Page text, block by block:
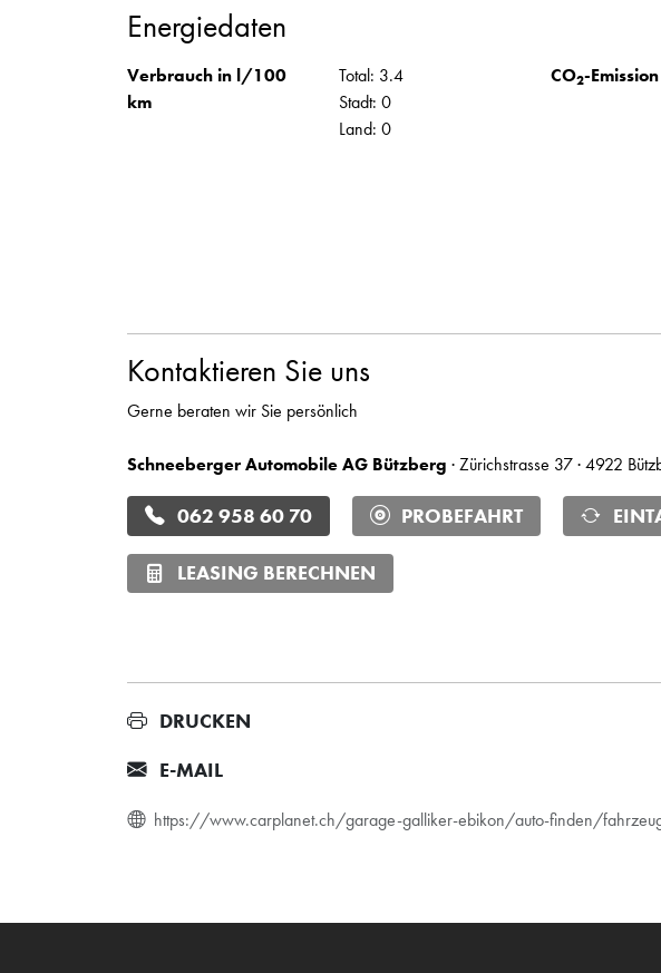
Energiedaten
Verbrauch in l/100
km
Total: 3.4
Stadt: 0
Land: 0
CO2-Emission
Kontaktieren Sie uns
Gerne beraten wir Sie persönlich
Schneeberger Automobile AG Bützberg · Zürichstrasse 37 · 4922
062 958 60 70 PROBEFAHRT
LEASING BERECHNEN
DRUCKEN
E-MAIL
https://www.carplanet.ch/garage-galliker-ebikon/auto-finden/